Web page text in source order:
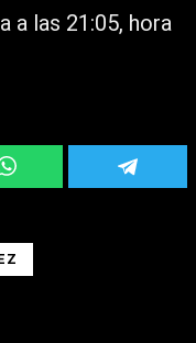
a las 21:05, hora